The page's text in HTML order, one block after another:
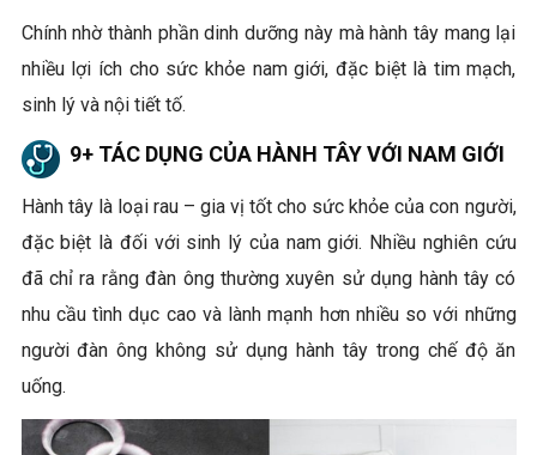
Chính nhờ thành phần dinh dưỡng này mà hành tây mang lại
nhiều lợi ích cho sức khỏe nam giới, đặc biệt là tim mạch,
sinh lý và nội tiết tố.
9+ TÁC DỤNG CỦA HÀNH TÂY VỚI NAM GIỚI
Hành tây là loại rau – gia vị tốt cho sức khỏe của con người,
đặc biệt là đối với sinh lý của nam giới. Nhiều nghiên cứu
đã chỉ ra rằng đàn ông thường xuyên sử dụng hành tây có
nhu cầu tình dục cao và lành mạnh hơn nhiều so với những
người đàn ông không sử dụng hành tây trong chế độ ăn
uống.